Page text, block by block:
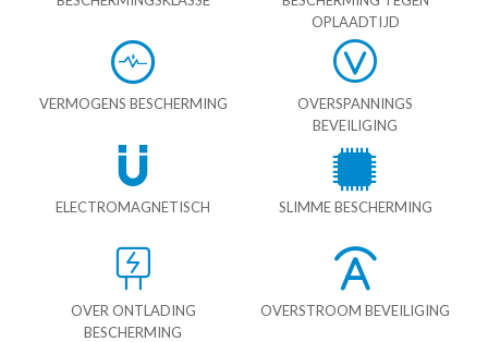
OPLAADTIJD
VERMOGENS BESCHERMING
OVERSPANNINGS
BEVEILIGING
ELECTROMAGNETISCH SLIMME BESCHERMING
OVER ONTLADING
BESCHERMING
OVERSTROOM BEVEILIGING